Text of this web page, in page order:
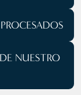
NUESTRO